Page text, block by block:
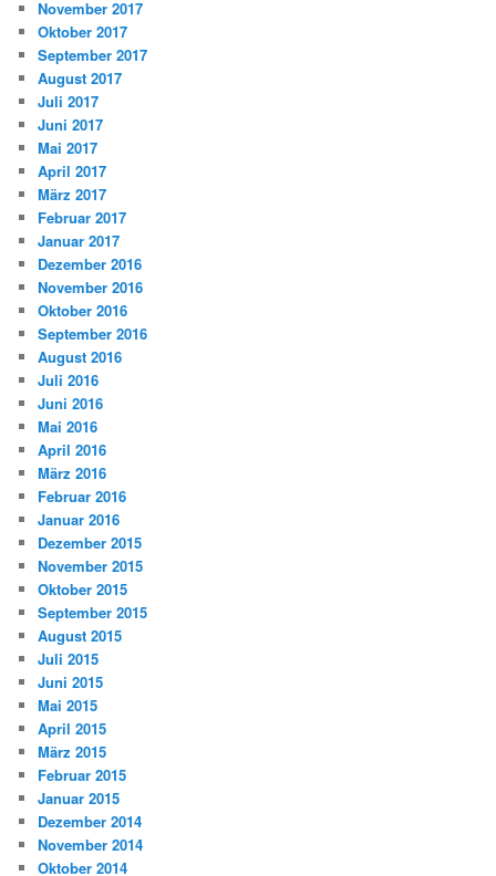
November 2017
Oktober 2017
September 2017
August 2017
Juli 2017
Juni 2017
Mai 2017
April 2017
März 2017
Februar 2017
Januar 2017
Dezember 2016
November 2016
Oktober 2016
September 2016
August 2016
Juli 2016
Juni 2016
Mai 2016
April 2016
März 2016
Februar 2016
Januar 2016
Dezember 2015
November 2015
Oktober 2015
September 2015
August 2015
Juli 2015
Juni 2015
Mai 2015
April 2015
März 2015
Februar 2015
Januar 2015
Dezember 2014
November 2014
Oktober 2014